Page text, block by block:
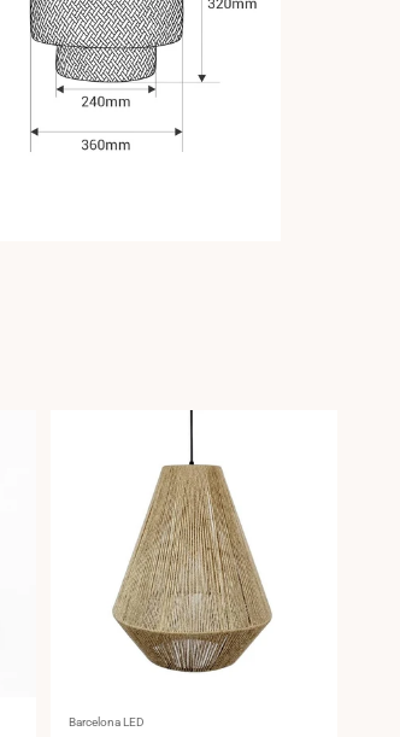
Proveedor:
Barcelona LED